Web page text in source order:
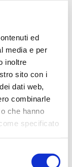
ed
media e per
inoltre
sito con i
dati web,
combinarle
che hanno
specificato